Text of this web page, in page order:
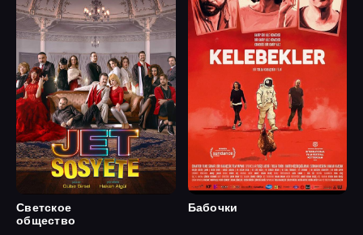
Светское
общество
Бабочки